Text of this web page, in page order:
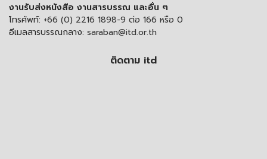
งานรับส่งหนังสือ งานสารบรรณ และอื่น ๆ
โทรศัพท์: +66 (0) 2216 1898-9 ต่อ 166 หรือ 0
อีเมลสารบรรณกลาง: saraban@itd.or.th
ติดตาม itd